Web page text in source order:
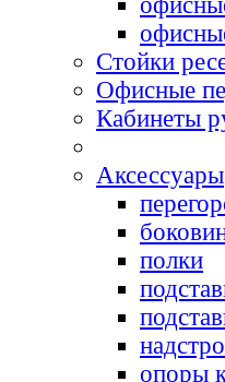
Cтойки
Офисные
Кабинеты
Аксессуары
полки
опоры